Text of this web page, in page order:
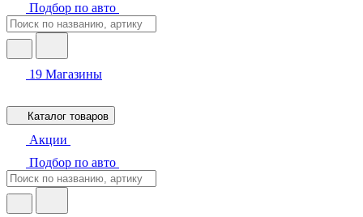
Подбор по авто
19 Магазины
Каталог товаров
Акции
Подбор по авто